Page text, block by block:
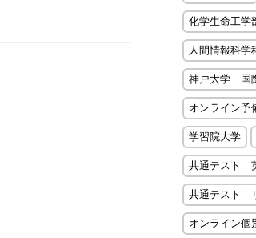
化学生命工学
人間情報科学
神戸大学 国
オンライン予
学習院大学
共通テスト
共通テスト
オンライン個